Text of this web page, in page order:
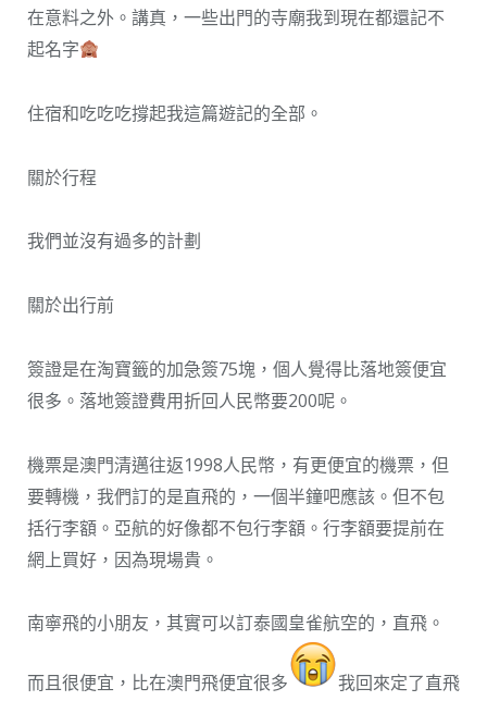
在意料之外。講真，一些出門的寺廟我到現在都還記不
起名字
住宿和吃吃吃撐起我這篇遊記的全部。
關於行程
我們並沒有過多的計劃
關於出行前
簽證是在淘寶籤的加急簽75塊，個人覺得比落地簽便宜
很多。落地簽證費用折回人民幣要200呢。
機票是澳門清邁往返1998人民幣，有更便宜的機票，但
要轉機，我們訂的是直飛的，一個半鐘吧應該。但不包
括行李額。亞航的好像都不包行李額。行李額要提前在
網上買好，因為現場貴。
南寧飛的小朋友，其實可以訂泰國皇雀航空的，直飛。
而且很便宜，比在澳門飛便宜很多
我回來定了直飛